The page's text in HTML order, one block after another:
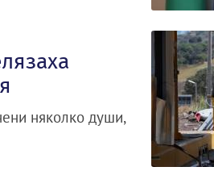
няколко души,